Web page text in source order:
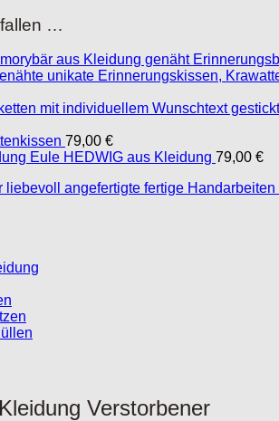
…
79,00 €
Eule HEDWIG aus Kleidung 79,00 €
Verstorbener